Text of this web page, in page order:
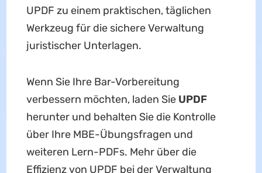
UPDF zu einem praktischen, täglichen
Werkzeug für die sichere Verwaltung
juristischer Unterlagen.
Wenn Sie Ihre Bar-Vorbereitung
verbessern möchten, laden Sie UPDF
herunter und behalten Sie die Kontrolle
über Ihre MBE-Übungsfragen und
weiteren Lern-PDFs. Mehr über die
Effizienz von UPDF bei der Verwaltung